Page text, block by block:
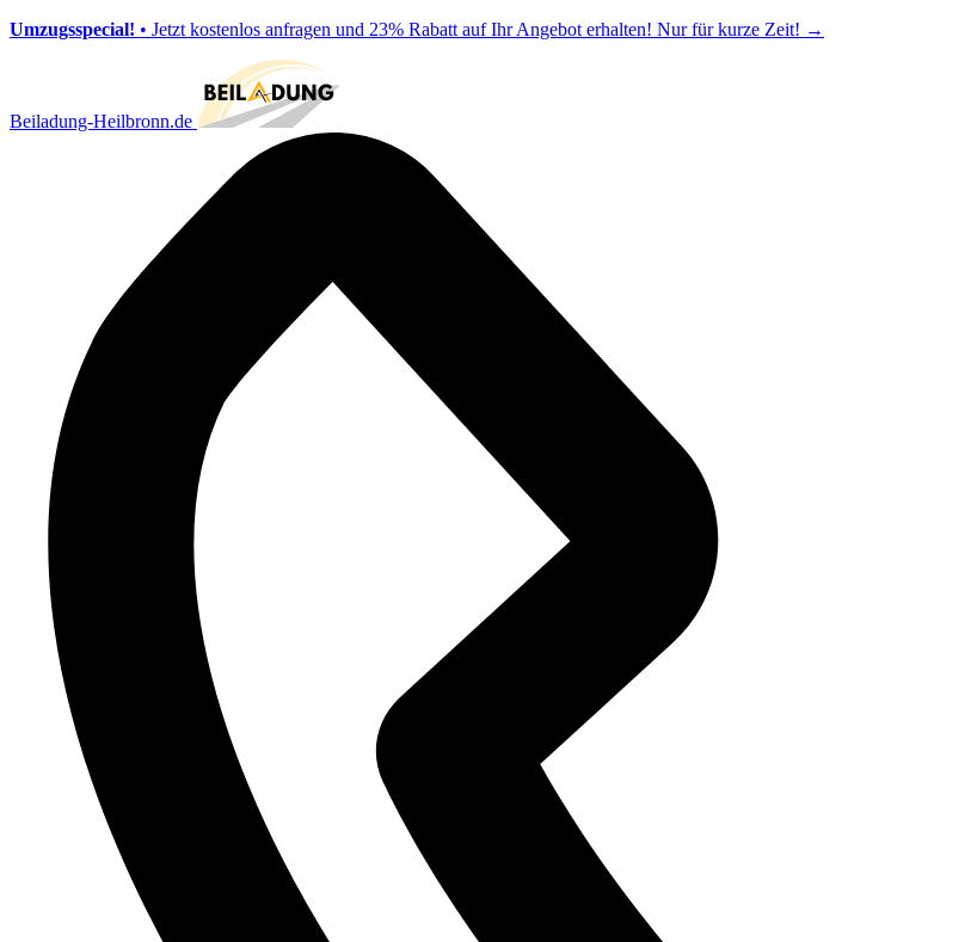
Umzugsspecial! • Jetzt kostenlos anfragen und 23% Rabatt auf Ihr Angebot erhalten! Nur für kurze Zeit! →
Beiladung-Heilbronn.de